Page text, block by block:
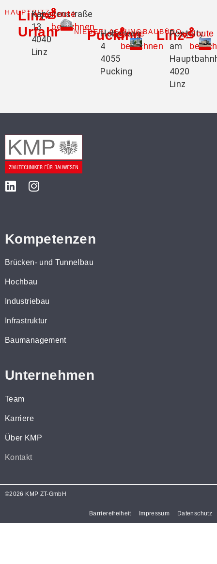
HAUPTSITZ
Linz-
Urfahr
Kapellenstraße
13
4040
Linz
Route
berechnenNIEDERLASSUNG
Pucking
Hobelweg
4
4055
Pucking
Route
berechnen
BAUBÜRO
LinzPostcity
am
4020
Linz
Route
Kompetenzen
Brücken- und Tunnelbau
Hochbau
Industriebau
Infrastruktur
Baumanagement
Unternehmen
Team
Karriere
Über KMP
Kontakt
©2026 KMP ZT-GmbH
Barrierefreiheit Impressum Datenschutz